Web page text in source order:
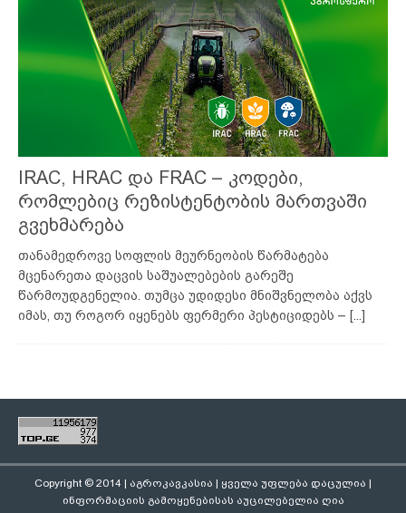
IRAC, HRAC და FRAC – კოდები,
რომლებიც რეზისტენტობის მართვაში
გვეხმარება
თანამედროვე სოფლის მეურნეობის წარმატება
მცენარეთა დაცვის საშუალებების გარეშე
წარმოუდგენელია. თუმცა უდიდესი მნიშვნელობა აქვს
იმას, თუ როგორ იყენებს ფერმერი პესტიციდებს – [...]
Copyright © 2014 | აგროკავკასია | ყველა უფლება დაცულია |
ინფორმაციის გამოყენებისას აუცილებელია ღია